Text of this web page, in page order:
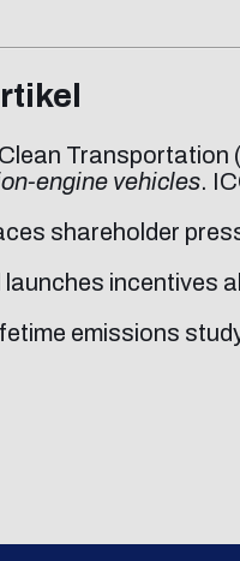
Transportation
engine vehicles.
shareholder
incentives
emissions